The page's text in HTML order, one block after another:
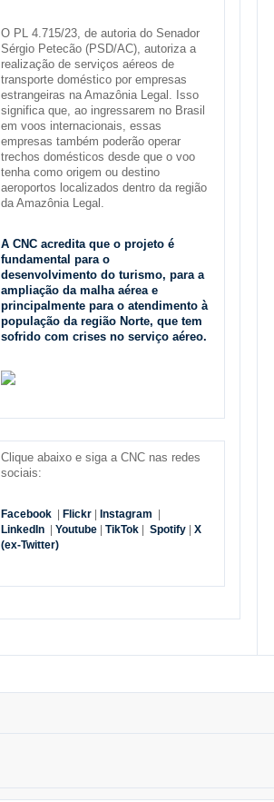
O PL 4.715/23, de autoria do Senador
Sérgio Petecão (PSD/AC), autoriza a
realização de serviços aéreos de
transporte doméstico por empresas
estrangeiras na Amazônia Legal. Isso
significa que, ao ingressarem no Brasil
em voos internacionais, essas
empresas também poderão operar
trechos domésticos desde que o voo
tenha como origem ou destino
aeroportos localizados dentro da região
da Amazônia Legal.
A CNC acredita que o projeto é
fundamental para o
desenvolvimento do turismo, para a
ampliação da malha aérea e
principalmente para o atendimento à
população da região Norte, que tem
sofrido com crises no serviço aéreo.
Clique abaixo e siga a CNC nas redes
sociais:
Facebook Flickr Instagram
LinkedIn
Youtube TikTok Spotify
X
(ex-Twitter)